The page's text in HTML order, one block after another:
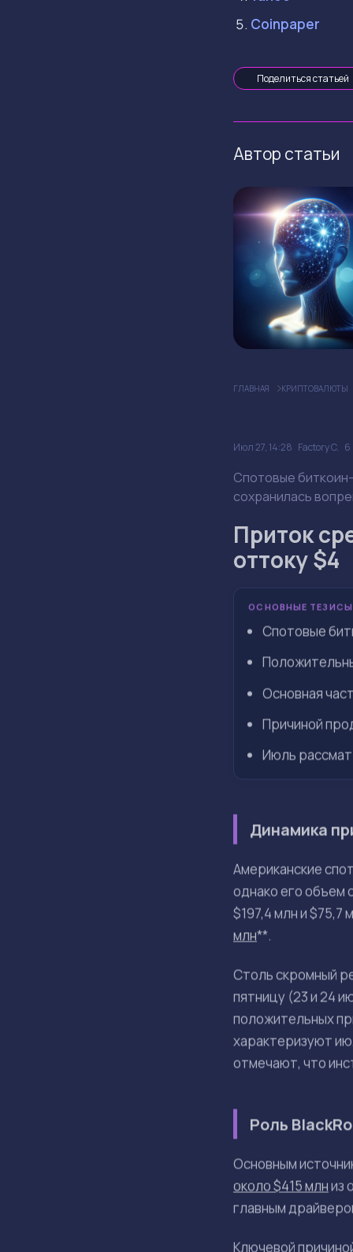
Coinpaper
Поделиться статьей
Автор статьи
ГЛАВНАЯ КРИПТОВАЛЮТЫ
Июл 27, 14:28 Factory C.
Спотовые
сохранилась
оттоку $4
ОСНОВНЫЕ ТЕЗИСЫ
Спотовые
Основная
Июль